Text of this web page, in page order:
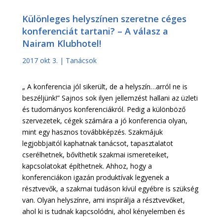
Különleges helyszínen szeretne céges
konferenciát tartani? – A válasz a
Nairam Klubhotel!
2017 okt 3. | Tanácsok
„ A konferencia jól sikerült, de a helyszín…arról ne is
beszéljünk!” Sajnos sok ilyen jellemzést hallani az üzleti
és tudományos konferenciákról. Pedig a különböző
szervezetek, cégek számára a jó konferencia olyan,
mint egy hasznos továbbképzés. Szakmájuk
legjobbjaitól kaphatnak tanácsot, tapasztalatot
cserélhetnek, bővíthetik szakmai ismereteiket,
kapcsolatokat építhetnek. Ahhoz, hogy a
konferenciákon igazán produktívak legyenek a
résztvevők, a szakmai tudáson kívül egyébre is szükség
van. Olyan helyszínre, ami inspirálja a résztvevőket,
ahol ki is tudnak kapcsolódni, ahol kényelemben és